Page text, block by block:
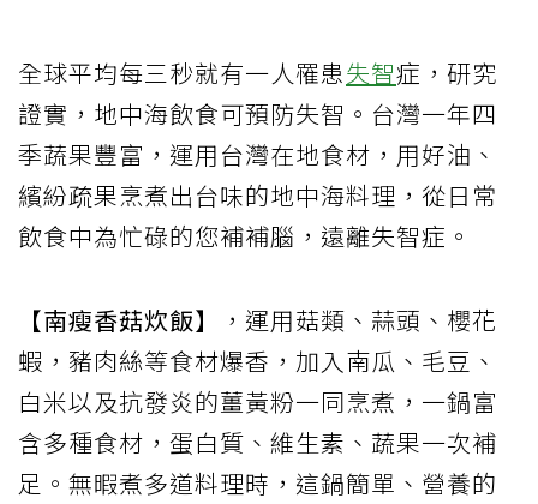
全球平均每三秒就有一人罹患失智症，研究
證實，地中海飲食可預防失智。台灣一年四
季蔬果豐富，運用台灣在地食材，用好油、
繽紛疏果烹煮出台味的地中海料理，從日常
飲食中為忙碌的您補補腦，遠離失智症。
【南瘦香菇炊飯】
，運用菇類、蒜頭、櫻花
蝦，豬肉絲等食材爆香，加入南瓜、毛豆、
白米以及抗發炎的薑黃粉一同烹煮，一鍋富
含多種食材，蛋白質、維生素、蔬果一次補
足。無暇煮多道料理時，這鍋簡單、營養的